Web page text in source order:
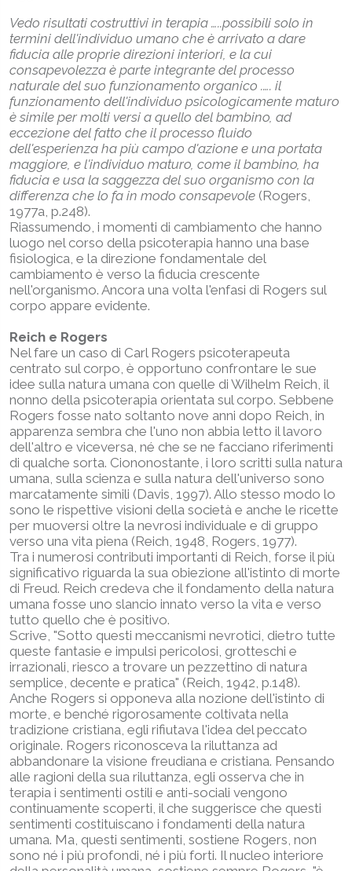
Vedo risultati costruttivi in terapia …..possibili solo in
termini dell'individuo umano che è arrivato a dare
fiducia alle proprie direzioni interiori, e la cui
consapevolezza è parte integrante del processo
naturale del suo funzionamento organico .…. il
funzionamento dell'individuo psicologicamente maturo
è simile per molti versi a quello del bambino, ad
eccezione del fatto che il processo fluido
dell'esperienza ha più campo d'azione e una portata
maggiore, e l'individuo maturo, come il bambino, ha
fiducia e usa la saggezza del suo organismo con la
differenza che lo fa in modo consapevole (Rogers,
1977a, p.248).
Riassumendo, i momenti di cambiamento che hanno
luogo nel corso della psicoterapia hanno una base
fisiologica, e la direzione fondamentale del
cambiamento è verso la fiducia crescente
nell'organismo. Ancora una volta l'enfasi di Rogers sul
corpo appare evidente.
Reich e Rogers
Nel fare un caso di Carl Rogers psicoterapeuta
centrato sul corpo, è opportuno confrontare le sue
idee sulla natura umana con quelle di Wilhelm Reich, il
nonno della psicoterapia orientata sul corpo. Sebbene
Rogers fosse nato soltanto nove anni dopo Reich, in
apparenza sembra che l'uno non abbia letto il lavoro
dell'altro e viceversa, né che se ne facciano riferimenti
di qualche sorta. Ciononostante, i loro scritti sulla natura
umana, sulla scienza e sulla natura dell'universo sono
marcatamente simili (Davis, 1997). Allo stesso modo lo
sono le rispettive visioni della società e anche le ricette
per muoversi oltre la nevrosi individuale e di gruppo
verso una vita piena (Reich, 1948, Rogers, 1977).
Tra i numerosi contributi importanti di Reich, forse il più
significativo riguarda la sua obiezione all'istinto di morte
di Freud. Reich credeva che il fondamento della natura
umana fosse uno slancio innato verso la vita e verso
tutto quello che è positivo.
Scrive, "Sotto questi meccanismi nevrotici, dietro tutte
queste fantasie e impulsi pericolosi, grotteschi e
irrazionali, riesco a trovare un pezzettino di natura
semplice, decente e pratica" (Reich, 1942, p.148).
Anche Rogers si opponeva alla nozione dell'istinto di
morte, e benché rigorosamente coltivata nella
tradizione cristiana, egli rifiutava l'idea del peccato
originale. Rogers riconosceva la riluttanza ad
abbandonare la visione freudiana e cristiana. Pensando
alle ragioni della sua riluttanza, egli osserva che in
terapia i sentimenti ostili e anti-sociali vengono
continuamente scoperti, il che suggerisce che questi
sentimenti costituiscano i fondamenti della natura
umana. Ma, questi sentimenti, sostiene Rogers, non
sono né i più profondi, né i più forti. Il nucleo interiore